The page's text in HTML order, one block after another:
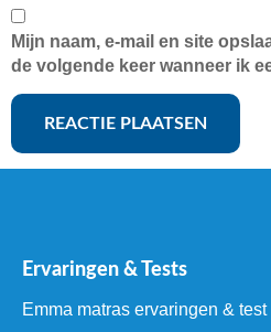
Mijn naam, e-mail en site
de volgende keer wanneer ik
Ervaringen & Tests
Emma matras ervaringen & test